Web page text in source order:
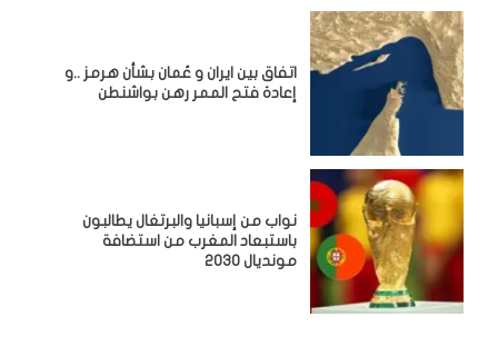
اتفاق بين ايران و عُمان بشأن هرمز ..و
إعادة فتح الممر رهن بواشنطن
نواب من إسبانيا والبرتغال يطالبون
باستبعاد المغرب من استضافة
مونديال 2030